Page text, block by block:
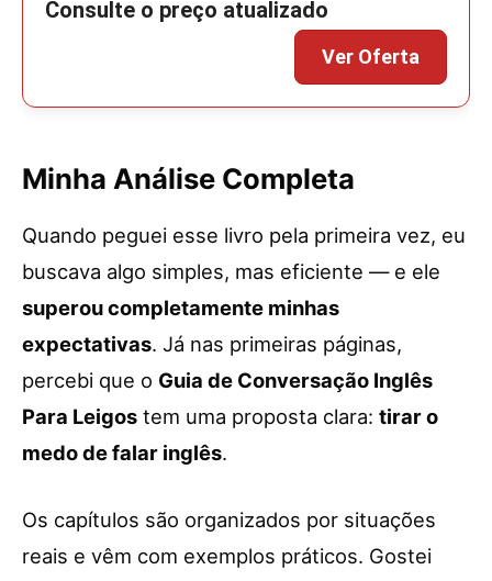
Minha Análise Completa
Quando peguei esse livro pela primeira vez, eu
buscava algo simples, mas eficiente — e ele
superou completamente minhas
expectativas. Já nas primeiras páginas,
percebi que o Guia de Conversação Inglês
Para Leigos tem uma proposta clara: tirar o
medo de falar inglês.
Os capítulos são organizados por situações
reais e vêm com exemplos práticos. Gostei